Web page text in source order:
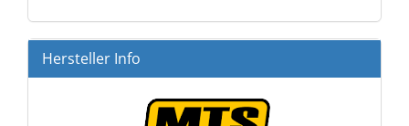
EIN.
Hersteller Info